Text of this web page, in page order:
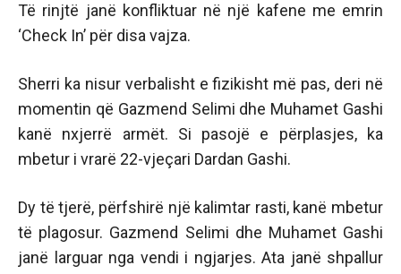
Të rinjtë janë konfliktuar në një kafene me emrin
‘Check In’ për disa vajza.
Sherri ka nisur verbalisht e fizikisht më pas, deri në
momentin që Gazmend Selimi dhe Muhamet Gashi
kanë nxjerrë armët. Si pasojë e përplasjes, ka
mbetur i vrarë 22-vjeçari Dardan Gashi.
Dy të tjerë, përfshirë një kalimtar rasti, kanë mbetur
të plagosur. Gazmend Selimi dhe Muhamet Gashi
janë larguar nga vendi i ngjarjes. Ata janë shpallur